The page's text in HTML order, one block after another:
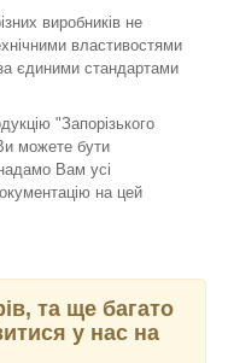
виробників не
властивостями
єдиними стандартами
"Запорізького
можете бути
Вам усі
на цей
та ще багато
у нас на